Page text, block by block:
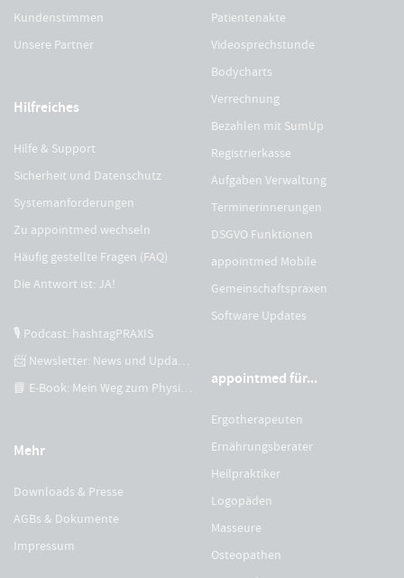
Kundenstimmen
Unsere Partner
Hilfreiches
Hilfe & Support
Sicherheit und Datenschutz
Systemanforderungen
Zu appointmed wechseln
Häufig gestellte Fragen (FAQ)
Die Antwort ist: JA!
🎙 Podcast: hashtagPRAXIS
📨 Newsletter: News und Updates
📘 E-Book: Mein Weg zum Physiotherapeuten
Mehr
Downloads & Presse
AGBs & Dokumente
Impressum
Patientenakte
Videosprechstunde
Bodycharts
Verrechnung
Bezahlen mit SumUp
Registrierkasse
Aufgaben Verwaltung
Terminerinnerungen
DSGVO Funktionen
appointmed Mobile
Gemeinschaftspraxen
Software Updates
appointmed für...
Ergotherapeuten
Ernährungsberater
Heilpraktiker
Logopäden
Masseure
Osteopathen